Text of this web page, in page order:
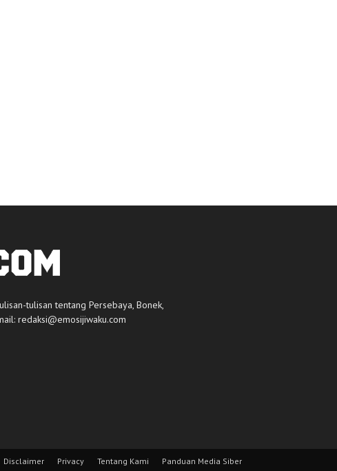
tulisan tentang Persebaya, Bonek,
redaksi@emosijiwaku.com
Disclaimer Privacy Tentang Kami Panduan Media Siber